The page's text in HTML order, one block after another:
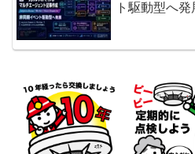
ト駆動型へ